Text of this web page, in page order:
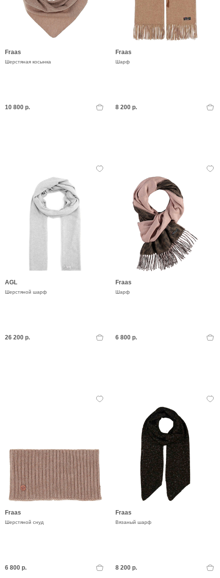
Fraas
Шерстяная косынка
10 800 р.
Fraas
Шарф
8 200 р.
AGL
Шерстяной шарф
26 200 р.
Fraas
Шарф
6 800 р.
Fraas
Шерстяной снуд
6 800 р.
Fraas
Вязаный шарф
8 200 р.